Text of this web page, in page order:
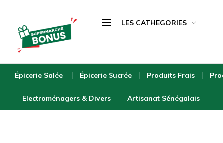
supermarche.com
LES CATHEGORIES
Épicerie Sucrée
Produits Frais
Produits Surgelés
Épicerie Salée Épicerie Sucrée Produits Frais
Electroménagers & Divers Artisanat Sénégalais